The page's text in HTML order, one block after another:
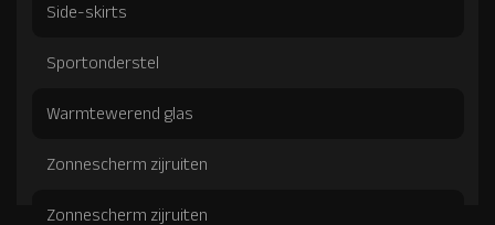
Side-skirts
Sportonderstel
Warmtewerend glas
Zonnescherm zijruiten
Zonnescherm zijruiten